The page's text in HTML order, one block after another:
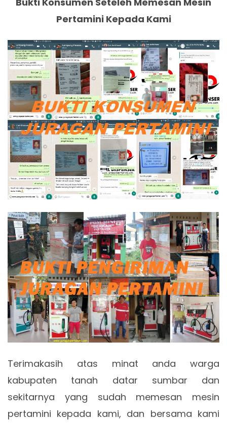
Pertamini Kepada Kami
Terimakasih atas minat anda warga
kabupaten tanah datar sumbar dan
sekitarnya yang sudah memesan mesin
pertamini kepada kami, dan bersama kami